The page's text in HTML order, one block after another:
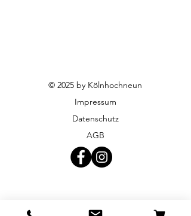
© 2025 by Kölnhochneun
Impressum
Datenschutz
AGB